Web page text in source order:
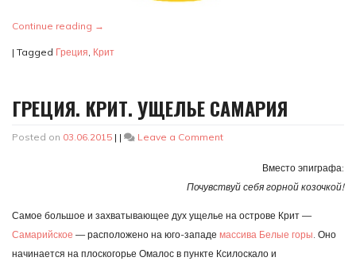
Continue reading →
| Tagged Греция, Крит
ГРЕЦИЯ. КРИТ. УЩЕЛЬЕ САМАРИЯ
Posted on 03.06.2015 | | Leave a Commenton
Самария
Вместо эпиграфа:
Почувствуй себя горной козочкой!
Самое большое и захватывающее дух ущелье на острове Крит —
Самарийское — расположено на юго-западе массива Белые горы . Оно
начинается на плоскогорье Омалос в пункте Ксилоскало и